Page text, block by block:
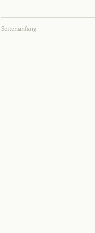
Seitenanfang